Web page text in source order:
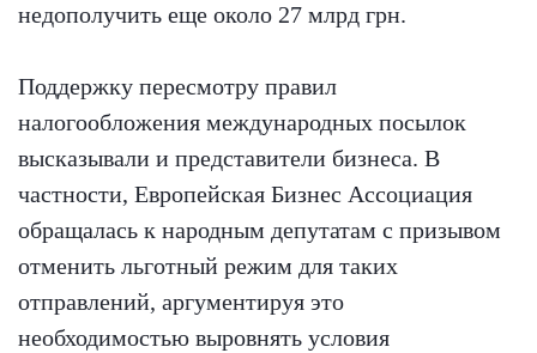
недополучить еще около 27 млрд грн.
Поддержку пересмотру правил
налогообложения международных посылок
высказывали и представители бизнеса. В
частности, Европейская Бизнес Ассоциация
обращалась к народным депутатам с призывом
отменить льготный режим для таких
отправлений, аргументируя это
необходимостью выровнять условия